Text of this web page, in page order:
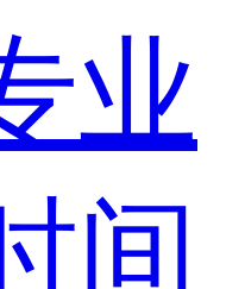
业
间